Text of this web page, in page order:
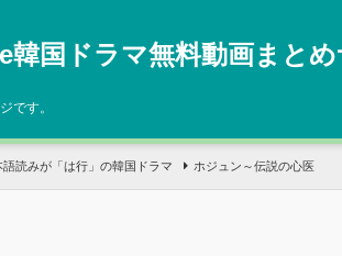
韓国ドラマ無料動画まとめ
です。
語読みが「は行」の韓国ドラマ ホジュン～伝説の心医